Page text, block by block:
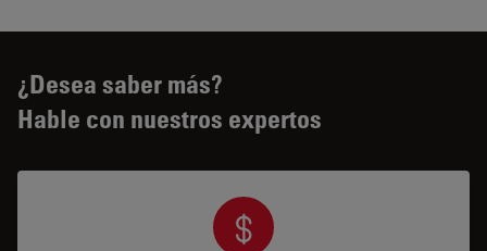
¿Desea saber más?
Hable con nuestros expertos